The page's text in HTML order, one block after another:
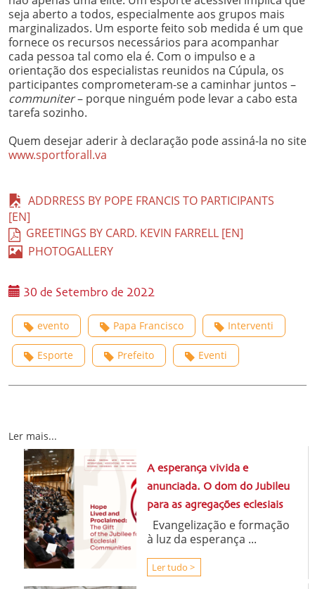
seja aberto a todos, especialmente aos grupos mais
marginalizados. Um esporte feito sob medida é um que
fornece os recursos necessários para acompanhar
cada pessoa tal como ela é. Com o impulso e a
orientação dos especialistas reunidos na Cúpula, os
participantes comprometeram-se a caminhar juntos –
communiter– porque ninguém pode levar a cabo esta
tarefa sozinho.
Quem desejar aderir à declaração pode assiná-la no site
www.sportforall.va
ADDRRESS BY POPE FRANCIS TO PARTICIPANTS
[EN]
GREETINGS BY CARD. KEVIN FARRELL [EN]
PHOTOGALLERY
30 de Setembro de 2022
evento Papa Francisco Interventi
Esporte Prefeito Eventi
Ler mais...
A esperança vivida e
anunciada. O dom do Jubileu
para as agregações eclesiais
Evangelização e formação
à luz da esperança ...
Ler tudo >